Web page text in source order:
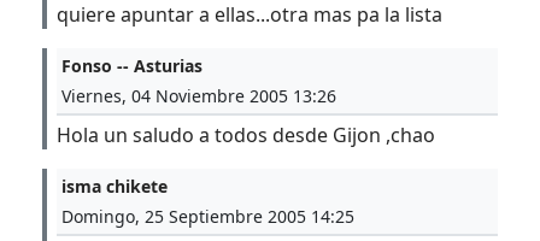
quiere apuntar a ellas...otra mas pa la lista
Fonso -- Asturias
Viernes, 04 Noviembre 2005 13:26
Hola un saludo a todos desde Gijon ,chao
isma chikete
Domingo, 25 Septiembre 2005 14:25